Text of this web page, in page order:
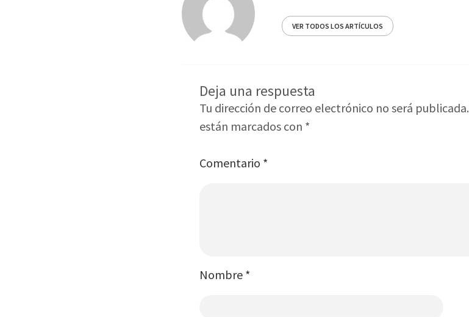
VER TODOS LOS ARTÍCULOS
Deja una respuesta
Tu dirección de correo electrónico no será publicada.
están marcados con *
Comentario *
Nombre *